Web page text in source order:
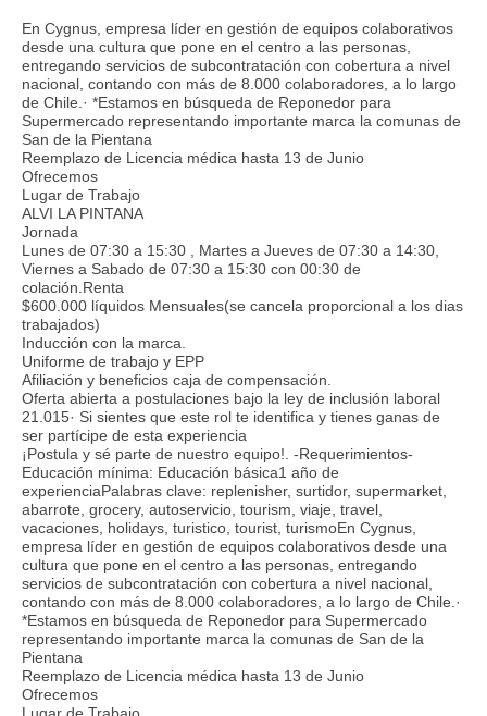
En Cygnus, empresa líder en gestión de equipos colaborativos
desde una cultura que pone en el centro a las personas,
entregando servicios de subcontratación con cobertura a nivel
nacional, contando con más de 8.000 colaboradores, a lo largo
de Chile.· *Estamos en búsqueda de Reponedor para
Supermercado representando importante marca la comunas de
San de la Pientana
Reemplazo de Licencia médica hasta 13 de Junio
Ofrecemos
Lugar de Trabajo
ALVI LA PINTANA
Jornada
Lunes de 07:30 a 15:30 , Martes a Jueves de 07:30 a 14:30,
Viernes a Sabado de 07:30 a 15:30 con 00:30 de
colación.Renta
$600.000 líquidos Mensuales(se cancela proporcional a los dias
trabajados)
Inducción con la marca.
Uniforme de trabajo y EPP
Afiliación y beneficios caja de compensación.
Oferta abierta a postulaciones bajo la ley de inclusión laboral
21.015· Si sientes que este rol te identifica y tienes ganas de
ser partícipe de esta experiencia
¡Postula y sé parte de nuestro equipo!. -Requerimientos-
Educación mínima: Educación básica1 año de
experienciaPalabras clave: replenisher, surtidor, supermarket,
abarrote, grocery, autoservicio, tourism, viaje, travel,
vacaciones, holidays, turistico, tourist, turismoEn Cygnus,
empresa líder en gestión de equipos colaborativos desde una
cultura que pone en el centro a las personas, entregando
servicios de subcontratación con cobertura a nivel nacional,
contando con más de 8.000 colaboradores, a lo largo de Chile.·
*Estamos en búsqueda de Reponedor para Supermercado
representando importante marca la comunas de San de la
Pientana
Reemplazo de Licencia médica hasta 13 de Junio
Ofrecemos
Lugar de Trabajo